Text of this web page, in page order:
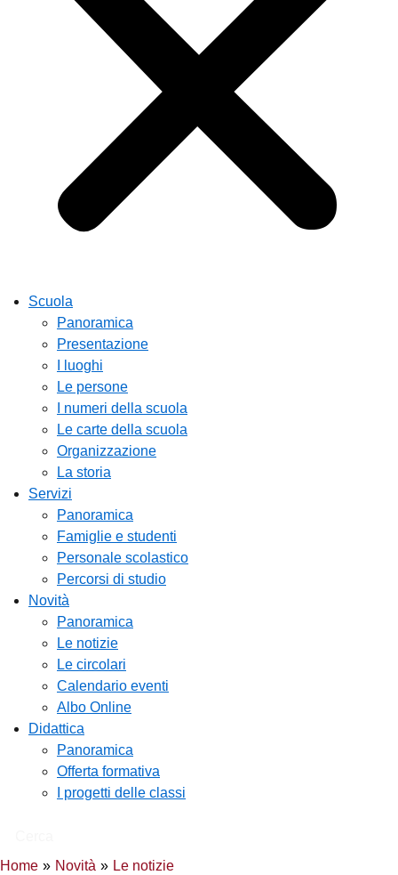
Scuola
Panoramica
Presentazione
I luoghi
Le persone
I numeri della scuola
Le carte della scuola
Organizzazione
La storia
Servizi
Panoramica
Famiglie e studenti
Personale scolastico
Percorsi di studio
Novità
Panoramica
Le notizie
Le circolari
Calendario eventi
Albo Online
Didattica
Panoramica
Offerta formativa
I progetti delle classi
Home
Novità
Le notizie